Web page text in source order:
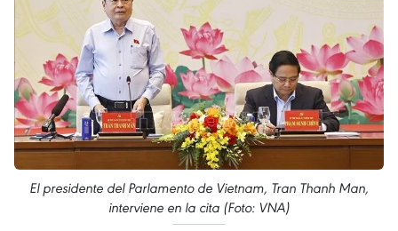
El presidente del Parlamento de Vietnam, Tran Thanh Man,
interviene en la cita (Foto: VNA)